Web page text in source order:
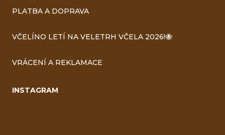
PLATBA A DOPRAVA
VČELÍNO LETÍ NA VELETRH VČELA 2026!🐝
VRÁCENÍ A REKLAMACE
INSTAGRAM